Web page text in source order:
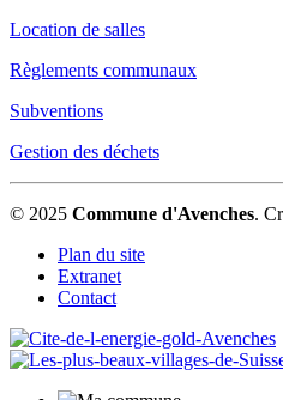
Location de salles
Règlements communaux
Subventions
Gestion des déchets
© 2025 Commune d'Avenches.
Plan du site
Extranet
Contact